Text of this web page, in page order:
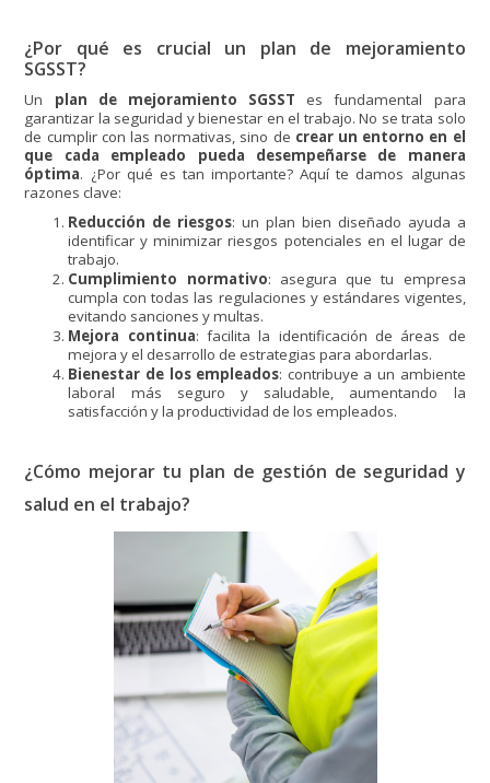
¿Por qué es crucial un plan de mejoramiento
SGSST?
Un plan de mejoramiento SGSST es fundamental para
garantizar la seguridad y bienestar en el trabajo. No se trata solo
de cumplir con las normativas, sino de crear un entorno en el
que cada empleado pueda desempeñarse de manera
óptima. ¿Por qué es tan importante? Aquí te damos algunas
razones clave:
Reducción de riesgos: un plan bien diseñado ayuda a
identificar y minimizar riesgos potenciales en el lugar de
trabajo.
Cumplimiento normativo: asegura que tu empresa
cumpla con todas las regulaciones y estándares vigentes,
evitando sanciones y multas.
Mejora continua: facilita la identificación de áreas de
mejora y el desarrollo de estrategias para abordarlas.
Bienestar de los empleados: contribuye a un ambiente
laboral más seguro y saludable, aumentando la
satisfacción y la productividad de los empleados.
¿Cómo mejorar tu plan de gestión de seguridad y
salud en el trabajo?